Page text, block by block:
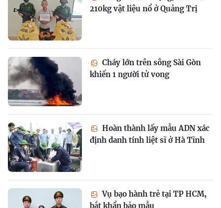
210kg vật liệu nổ ở Quảng Trị
Cháy lớn trên sông Sài Gòn
khiến 1 người tử vong
Hoàn thành lấy mẫu ADN xác
định danh tính liệt sĩ ở Hà Tĩnh
Vụ bạo hành trẻ tại TP HCM,
bắt khẩn bảo mẫu